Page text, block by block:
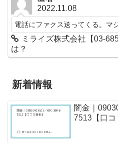
2022.11.08
電話にファクス送ってくる。マ
ミライズ株式会社【03-
は？
新着情報
闇金｜
7513【口コ